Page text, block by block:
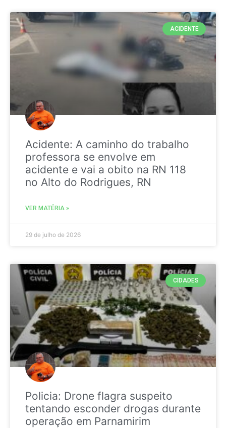
ACIDENTE
Acidente: A caminho do trabalho
professora se envolve em
acidente e vai a obito na RN 118
no Alto do Rodrigues, RN
VER MATÉRIA »
29 de julho de 2026
CIDADES
Policia: Drone flagra suspeito
tentando esconder drogas durante
operação em Parnamirim